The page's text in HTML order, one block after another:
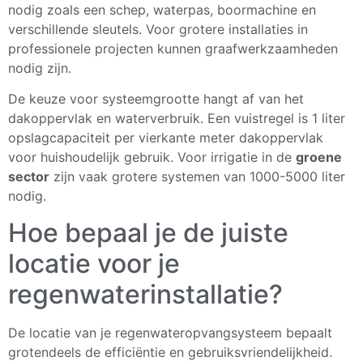
nodig zoals een schep, waterpas, boormachine en
verschillende sleutels. Voor grotere installaties in
professionele projecten kunnen graafwerkzaamheden
nodig zijn.
De keuze voor systeemgrootte hangt af van het
dakoppervlak en waterverbruik. Een vuistregel is 1 liter
opslagcapaciteit per vierkante meter dakoppervlak
voor huishoudelijk gebruik. Voor irrigatie in de groene
sector zijn vaak grotere systemen van 1000-5000 liter
nodig.
Hoe bepaal je de juiste
locatie voor je
regenwaterinstallatie?
De locatie van je regenwateropvangsysteem bepaalt
grotendeels de efficiëntie en gebruiksvriendelijkheid.